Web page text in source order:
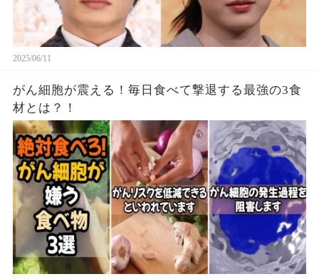
2025/06/11
がん細胞が震える！毎日食べて撃退する最強の3食
材とは？！